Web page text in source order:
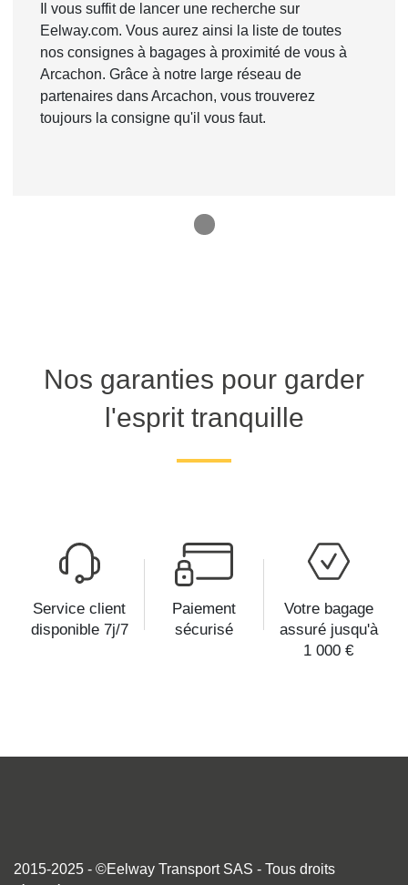
Il vous suffit de lancer une recherche sur
Eelway.com. Vous aurez ainsi la liste de toutes
nos consignes à bagages à proximité de vous à
Arcachon. Grâce à notre large réseau de
partenaires dans Arcachon, vous trouverez
toujours la consigne qu'il vous faut.
Nos garanties pour garder
l'esprit tranquille
Service client
disponible 7j/7
Paiement
sécurisé
Votre bagage
assuré jusqu'à
1 000 €
2015-2025 - ©Eelway Transport SAS - Tous droits